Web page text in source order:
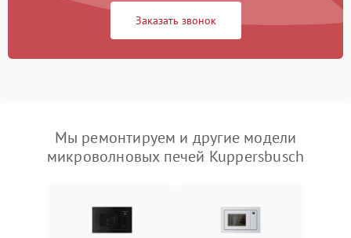
Заказать звонок
Мы ремонтируем и другие модели
микроволновых печей Kuppersbusch